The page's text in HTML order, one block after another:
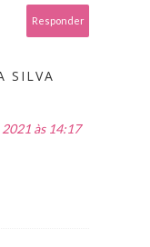
Responder
SILVA
às 14:17